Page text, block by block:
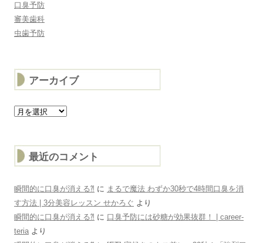
口臭予防
審美歯科
虫歯予防
アーカイブ
ア
ー
最近のコメント
瞬間的に口臭が消える⁈ に まるで魔法 わずか30秒で4時間口臭を消
す方法 | 3分美容レッスン せかろぐ より
瞬間的に口臭が消える⁈ に 口臭予防には砂糖が効果抜群！ | career-
teria より